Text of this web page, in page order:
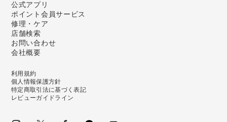
公式アプリ
ポイント会員サービス
修理・ケア
店舗検索
お問い合わせ
会社概要
利用規約
個人情報保護方針
特定商取引法に基づく表記
レビューガイドライン